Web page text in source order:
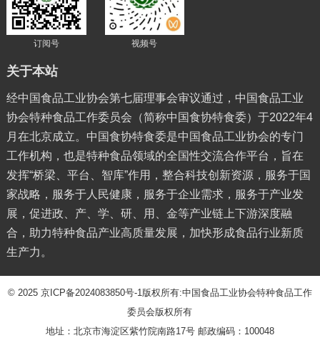
订阅号 视频号
关于本站
经中国食品工业协会第七届理事会审议通过，中国食品工业
协会特种食品工作委员会（简称中国食协特食委）于2022年4
月在北京成立。中国食协特食委是中国食品工业协会的专门
工作机构，也是特种食品领域的全国性交流合作平台，旨在
发挥“桥梁、平台、智库”作用，整合科技创新资源，服务于国
家战略，服务于人民健康，服务于企业需求，服务于产业发
展，促进政、产、学、研、用、金等产业链上下游深度融
合，助力特种食品产业高质量发展，加快形成食品行业新质
生产力。
© 2025 京ICP备2024083850号-1 版权所有:中国食品工业协会特种食品工作
委员会版权所有
地址：北京市海淀区紫竹院南路17号 邮政编码：100048